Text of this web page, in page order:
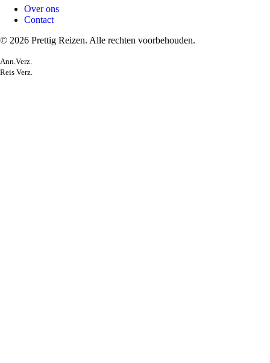
Over ons
Contact
© 2026 Prettig Reizen. Alle rechten voorbehouden.
Ann.Verz.
Reis Verz.